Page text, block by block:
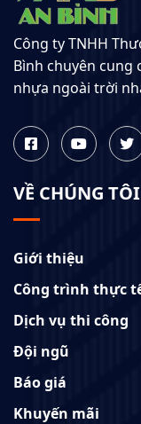
Công ty TNHH
Bình chuyên cung
nhựa ngoài trời
VỀ CHÚNG TÔI
Giới thiệu
Công trình thực
Dịch vụ thi công
Đội ngũ
Báo giá
Khuyến mãi